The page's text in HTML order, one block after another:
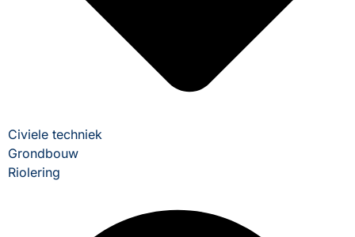
Civiele techniek
Grondbouw
Riolering